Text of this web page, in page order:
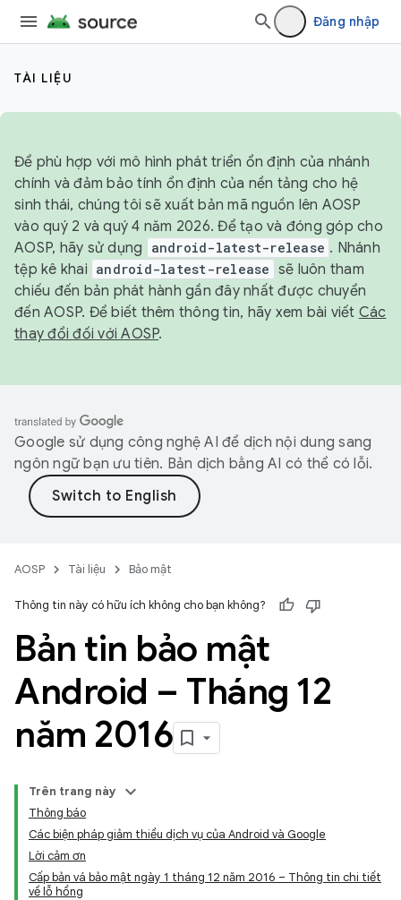
Đăng nhập
TÀI LIỆU
Để phù hợp với mô hình phát triển ổn định của nhánh
chính và đảm bảo tính ổn định của nền tảng cho hệ
sinh thái, chúng tôi sẽ xuất bản mã nguồn lên AOSP
vào quý 2 và quý 4 năm 2026. Để tạo và đóng góp cho
AOSP, hãy sử dụng
android-latest-release . Nhánh
tệp kê khai android-latest-release sẽ luôn tham
chiếu đến bản phát hành gần đây nhất được chuyển
đến AOSP. Để biết thêm thông tin, hãy xem bài viết Các
thay đổi đối với AOSP.
Google sử dụng công nghệ AI để dịch nội dung sang
ngôn ngữ bạn ưu tiên. Bản dịch bằng AI có thể có lỗi.
AOSP Tài liệu Bảo mật
Thông tin này có hữu ích không cho bạn không?
Bản tin bảo mật
Android – Tháng 12
năm 2016
Trên trang này
Thông báo
Các biện pháp giảm thiểu dịch vụ của Android và Google
Lời cảm ơn
Cấp bản vá bảo mật ngày 1 tháng 12 năm 2016 – Thông tin chi tiết
về lỗ hổng